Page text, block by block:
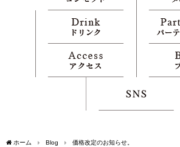
ホーム Blog 価格改定のお知らせ。